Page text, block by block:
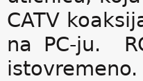
CATV
na PC-ju.
istovremeno.